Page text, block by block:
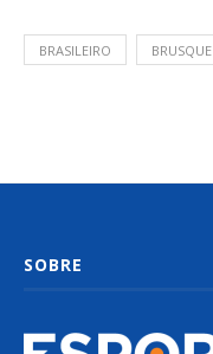
BRASILEIRO BRUSQUE
SOBRE